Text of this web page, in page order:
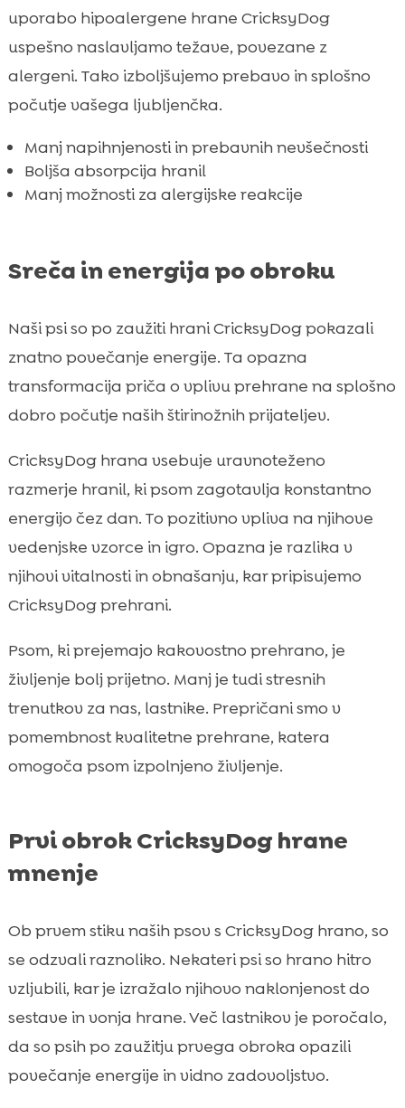
uporabo hipoalergene hrane CricksyDog
uspešno naslavljamo težave, povezane z
alergeni. Tako izboljšujemo prebavo in splošno
počutje vašega ljubljenčka.
Manj napihnjenosti in prebavnih nevšečnosti
Boljša absorpcija hranil
Manj možnosti za alergijske reakcije
Sreča in energija po obroku
Naši psi so po zaužiti hrani CricksyDog pokazali
znatno povečanje energije. Ta opazna
transformacija priča o vplivu prehrane na splošno
dobro počutje naših štirinožnih prijateljev.
CricksyDog hrana vsebuje uravnoteženo
razmerje hranil, ki psom zagotavlja konstantno
energijo čez dan. To pozitivno vpliva na njihove
vedenjske vzorce in igro. Opazna je razlika v
njihovi vitalnosti in obnašanju, kar pripisujemo
CricksyDog prehrani.
Psom, ki prejemajo kakovostno prehrano, je
življenje bolj prijetno. Manj je tudi stresnih
trenutkov za nas, lastnike. Prepričani smo v
pomembnost kvalitetne prehrane, katera
omogoča psom izpolnjeno življenje.
Prvi obrok CricksyDog hrane
mnenje
Ob prvem stiku naših psov s CricksyDog hrano, so
se odzvali raznoliko. Nekateri psi so hrano hitro
vzljubili, kar je izražalo njihovo naklonjenost do
sestave in vonja hrane. Več lastnikov je poročalo,
da so psih po zaužitju prvega obroka opazili
povečanje energije in vidno zadovoljstvo.